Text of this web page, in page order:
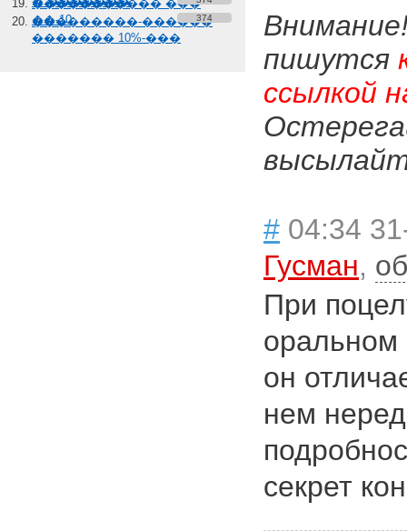
����������� ���
��-10
���������-������
������� 10%-���
374
пишутся
ссылкой
# 04:34
Гусман,
При
оральном
он
нем
секрет